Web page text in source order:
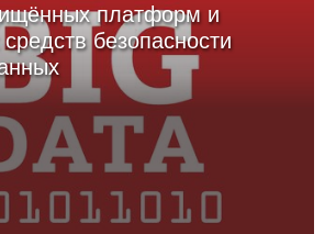
платформ и
безопасности